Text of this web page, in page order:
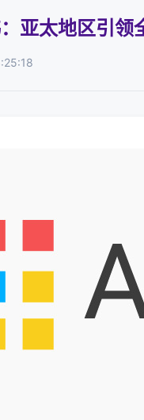
亚太地区引领